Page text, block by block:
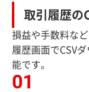
取引履歴の
損益や手数料な
履歴画面でCSV
能です。